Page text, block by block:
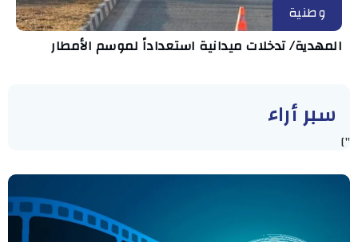
وطنية
المهدية/ تدخلات ميدانية استعداداً لموسم الأمطار
سبر أراء
"]